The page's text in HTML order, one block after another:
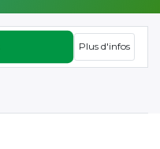
Plus d'infos